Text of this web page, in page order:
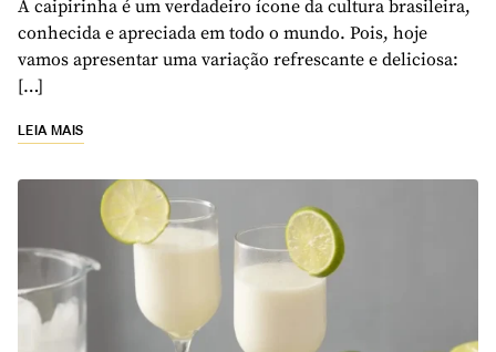
A caipirinha é um verdadeiro ícone da cultura brasileira,
conhecida e apreciada em todo o mundo. Pois, hoje
vamos apresentar uma variação refrescante e deliciosa:
[…]
LEIA MAIS